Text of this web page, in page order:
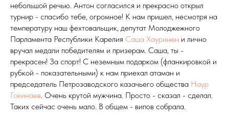
небольшой речью. Антон согласился и прекрасно открыл
турнир - спасибо тебе, огромное! К нам пришел, несмотря на
температуру наш фехтовальщик, депутат Молоджежного
Парламента Республики Карелия Саша Хауринен и лично
вручал медали победителям и призерам. Саша, ты -
прекрасен! За спорт! С неземным подарком (фланкировкой и
рубкой - показательными) к нам приехал атаман и
председатель Петрозаводского казачьего общества Наур
Гокинаев. Очень крутой мужчина. Просто - сказал - сделал.
Таких сейчас очень мало. В общем - випов собрала.